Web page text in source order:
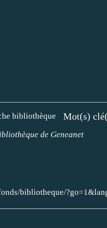
de Geneanet
bibliotheque/